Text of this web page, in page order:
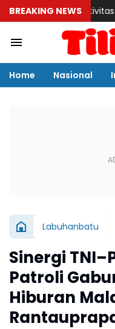
BREAKING NEWS
Aktivitas Bongkar
Home Nasional
Labuhanbatu
Sinergi
Patroli
Hiburan